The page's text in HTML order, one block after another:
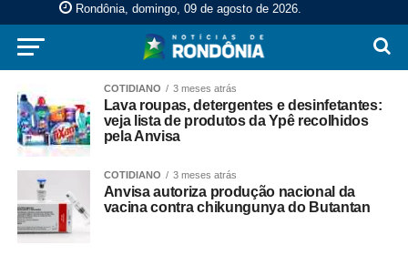
Rondônia, domingo, 09 de agosto de 2026.
COTIDIANO 3 meses atrás
Lava roupas, detergentes e desinfetantes:
veja lista de produtos da Ypê recolhidos
pela Anvisa
COTIDIANO 3 meses atrás
Anvisa autoriza produção nacional da
vacina contra chikungunya do Butantan